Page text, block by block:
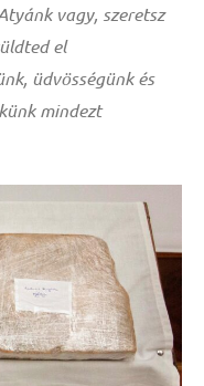
vagy, szeretsz
el
üdvösségünk és
mindezt